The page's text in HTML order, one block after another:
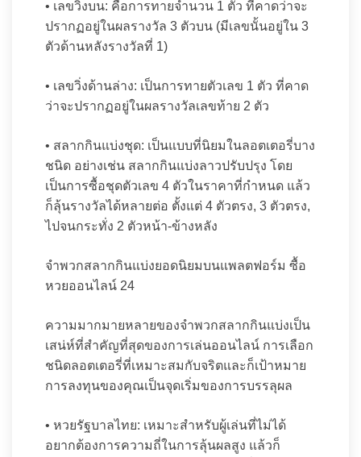
• เลขวิ่งบน: คือการทายจำนวน 1 ตัว ที่คาดว่าจะ
ปรากฏอยู่ในผลรางวัล 3 ตัวบน (มีเลขนั้นอยู่ใน 3
ตัวด้านหลังรางวัลที่ 1)
• เลขวิ่งด้านล่าง: เป็นการทายตัวเลข 1 ตัว ที่คาด
ว่าจะปรากฏอยู่ในผลรางวัลเลขท้าย 2 ตัว
• สลากกินแบ่งชุด: เป็นแบบที่นิยมในลอตเตอรี่บาง
ชนิด อย่างเช่น สลากกินแบ่งลาวปรับปรุง โดย
เป็นการซื้อชุดตัวเลข 4 ตัวในราคาที่กำหนด แล้ว
ก็ลุ้นรางวัลได้หลายต่อ ตั้งแต่ 4 ตัวตรง, 3 ตัวตรง,
ไปจนกระทั่ง 2 ตัวหน้า-ข้างหลัง
จำพวกสลากกินแบ่งยอดนิยมบนแพลตฟอร์ม ซื้อ
หวยออนไลน์ 24
ความมากมายหลายของจำพวกสลากกินแบ่งเป็น
เสน่ห์ที่สำคัญที่สุดของการเล่นออนไลน์ การเลือก
ชนิดลอตเตอรี่ที่เหมาะสมกับจริตและก็เป้าหมาย
การลงทุนของคุณเป็นจุดเริ่มของการบรรลุผล
• หวยรัฐบาลไทย: เหมาะสำหรับผู้เล่นที่ไม่ได้
อยากต้องการความถี่ในการลุ้นผลสูง แล้วก็